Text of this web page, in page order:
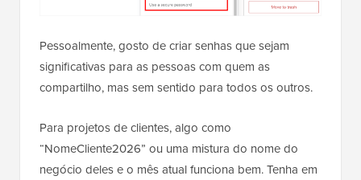
Pessoalmente, gosto de criar senhas que sejam
significativas para as pessoas com quem as
compartilho, mas sem sentido para todos os outros.
Para projetos de clientes, algo como
“NomeCliente2026” ou uma mistura do nome do
negócio deles e o mês atual funciona bem. Tenha em